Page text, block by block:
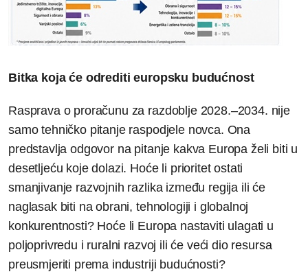
Bitka koja će odrediti europsku budućnost
Rasprava o proračunu za razdoblje 2028.–2034. nije
samo tehničko pitanje raspodjele novca. Ona
predstavlja odgovor na pitanje kakva Europa želi biti u
desetljeću koje dolazi. Hoće li prioritet ostati
smanjivanje razvojnih razlika između regija ili će
naglasak biti na obrani, tehnologiji i globalnoj
konkurentnosti? Hoće li Europa nastaviti ulagati u
poljoprivredu i ruralni razvoj ili će veći dio resursa
preusmjeriti prema industriji budućnosti?